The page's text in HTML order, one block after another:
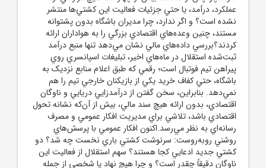
عملکرد، درآمد، يا حتي جزئيات فعاليت اين کشتي‌ها منتشر
نشده است؟ و اگر ندارد، چرا مديران باشگاه بدون پشتوانه
مستند، چنين وعده‌هاي اقتصادي بزرگي را به هواداران ارائه
کردند؟بررسي داده‌هاي مالي نشان مي‌دهد تنها منبع درآمد
ثبت‌شده استقلال در ماه‌هاي اخير، تبليغات اسپانسري روي
پيراهن تيم فوتبال است؛ رقمي که طبق اعلام منابع نزديک به
باشگاه، حتي کفاف خريد يکي از بازيکنان خارجي تيم را هم
نمي‌دهد. بنابراين، سخن گفتن از درآمدزايي دريايي و ناوگان
اقتصادي، بدون ارائه هيچ سند مالي، بيش از آن‌که نشانه تحول
اقتصادي باشد، تلاشي براي مديريت افکار عمومي و مصرف
رسانه‌اي به نظر مي‌رسد.اکنون افکار عمومي با پرسش‌هاي
روشني روبه‌روست: سرنوشت کشتي باري نخست چه شد؟ دو
کشتي جديد ادعايي کجا هستند؟ سهم استقلال از فعاليت اين
ناوگان دقيقاً چقدر است؟ و چرا هيچ نهاد يا شخصي از جمله